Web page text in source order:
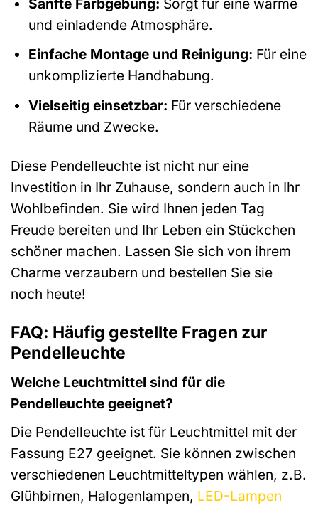
Sanfte Farbgebung: Sorgt für eine warme
und einladende Atmosphäre.
Einfache Montage und Reinigung: Für eine
unkomplizierte Handhabung.
Vielseitig einsetzbar: Für verschiedene
Räume und Zwecke.
Diese Pendelleuchte ist nicht nur eine
Investition in Ihr Zuhause, sondern auch in Ihr
Wohlbefinden. Sie wird Ihnen jeden Tag
Freude bereiten und Ihr Leben ein Stückchen
schöner machen. Lassen Sie sich von ihrem
Charme verzaubern und bestellen Sie sie
noch heute!
FAQ: Häufig gestellte Fragen zur
Pendelleuchte
Welche Leuchtmittel sind für die
Pendelleuchte geeignet?
Die Pendelleuchte ist für Leuchtmittel mit der
Fassung E27 geeignet. Sie können zwischen
verschiedenen Leuchtmitteltypen wählen, z.B.
Glühbirnen, Halogenlampen, LED-Lampen